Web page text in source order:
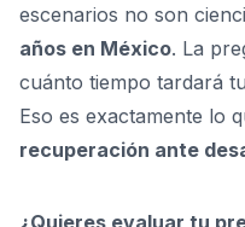
escenarios no son
años en México. La
cuánto tiempo tardará
Eso es exactamente lo
recuperación ante
¿Quieres evaluar tu